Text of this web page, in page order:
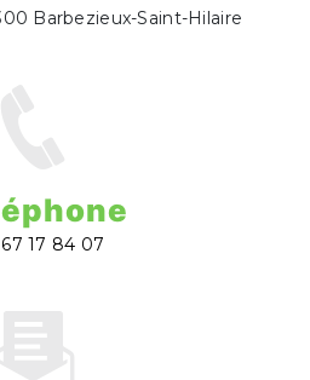
Barbezieux-Saint-Hilaire
17 84 07